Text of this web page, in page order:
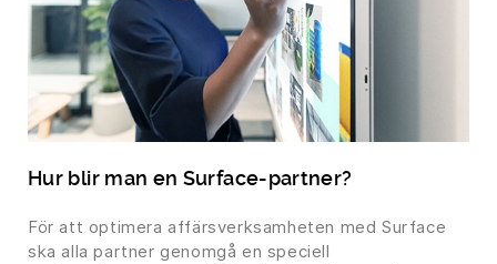
Hur blir man en Surface-partner?
För att optimera affärsverksamheten med Surface
ska alla partner genomgå en speciell